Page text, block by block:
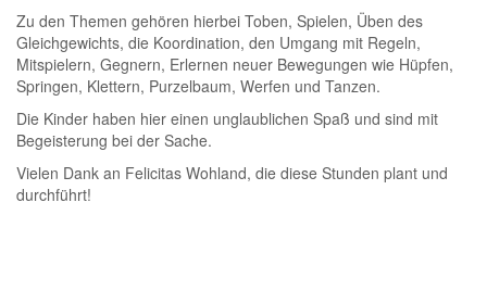
Zu den Themen gehören hierbei Toben, Spielen, Üben des
Gleichgewichts, die Koordination, den Umgang mit Regeln,
Mitspielern, Gegnern, Erlernen neuer Bewegungen wie Hüpfen,
Springen, Klettern, Purzelbaum, Werfen und Tanzen.
Die Kinder haben hier einen unglaublichen Spaß und sind mit
Begeisterung bei der Sache.
Vielen Dank an Felicitas Wohland, die diese Stunden plant und
durchführt!